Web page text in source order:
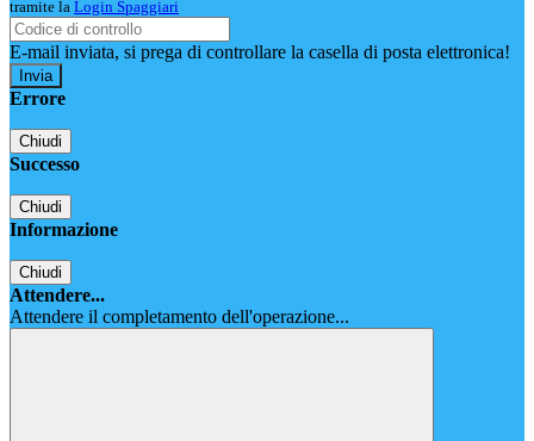
tramite la Login Spaggiari
E-mail inviata, si prega di controllare la casella di posta elettronica!
Errore
Chiudi
Successo
Chiudi
Informazione
Chiudi
Attendere...
Attendere il completamento dell'operazione...